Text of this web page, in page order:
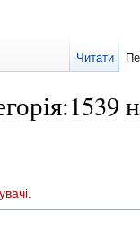
Читати